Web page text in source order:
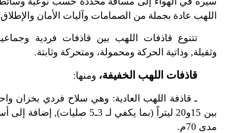
اللهب عادة بجملة من الصمامات وآليات الأمان
تتنوع قاذفات اللهب بين قاذفات فردية
وثقيلة, وذاتية الحركة ومحمولة، ومتحركة وثابتة.
قاذفات اللهب الخفيفة، ومنها:
ـ قاذفة اللهب العادية: وهي سلاح فردي بخزان
بين 15و20 ليتراً (بما يكفي
مدى 70م.